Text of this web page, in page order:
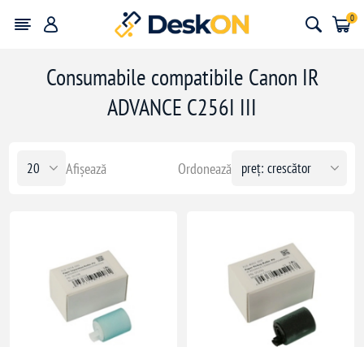
0
Consumabile compatibile Canon IR
ADVANCE C256I III
Ordonează
Afișează